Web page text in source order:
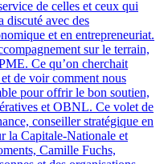
de celles et ceux qui
discuté avec des
et en entrepreneuriat.
sur le terrain,
Ce qu’on cherchait
de voir comment nous
pour offrir le bon soutien,
et OBNL. Ce volet de
conseiller stratégique en
la Capitale-Nationale et
Camille Fuchs,